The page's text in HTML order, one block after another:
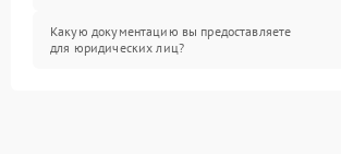
Какую документацию вы предоставляете
для юридических лиц?